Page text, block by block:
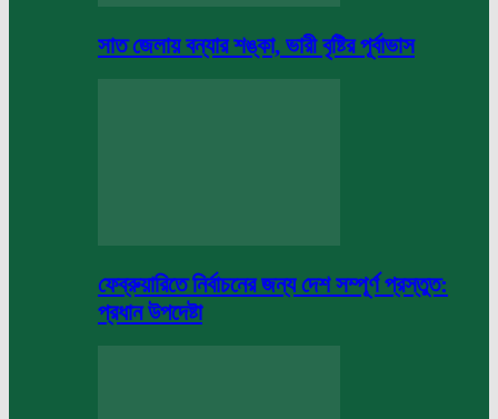
সাত জেলায় বন্যার শঙ্কা, ভারী বৃষ্টির পূর্বাভাস
ফেব্রুয়ারিতে নির্বাচনের জন্য দেশ সম্পূর্ণ প্রস্তুত:
প্রধান উপদেষ্টা